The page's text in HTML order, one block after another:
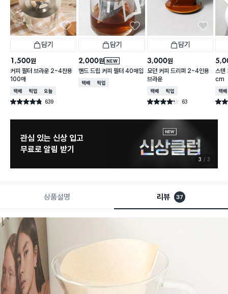
담기
1,500원
커피 필터 브라운 2~4잔용
100매
택배배송매장픽업오늘배송
별점 4.8점 639
건 작성
담기
NEW
2,000원
핸드 드립 커피 필터 40매입
택배배송매장픽업
담기
3,000원
모던 커피 드리퍼 2~4인용
브라운
택배배송매장픽업
별점 4.2점 63
건 작성
스텐
cm
택배
별점
관심 있는 신상 입고
무료로 알림 받기
3 3
상품설명 리뷰 37